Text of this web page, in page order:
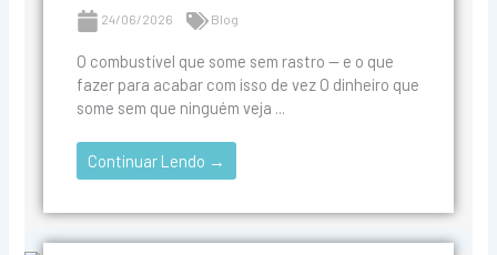
24/06/2026 Blog
O combustível que some sem rastro — e o que
fazer para acabar com isso de vez O dinheiro que
some sem que ninguém veja ...
Continuar Lendo →